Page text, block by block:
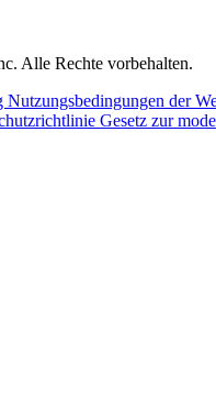
Alle Rechte vorbehalten.
Nutzungsbedingungen der
Gesetz zur